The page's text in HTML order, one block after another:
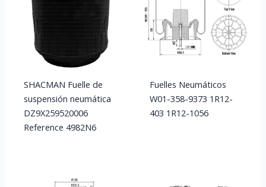
SHACMAN Fuelle de
suspensión neumática
DZ9X259520006
Reference 4982N6
Fuelles Neumáticos
W01-358-9373 1R12-
403 1R12-1056